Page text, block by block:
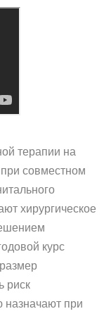
терапии на
совместном
хирургическое
курс
риск
назначают при